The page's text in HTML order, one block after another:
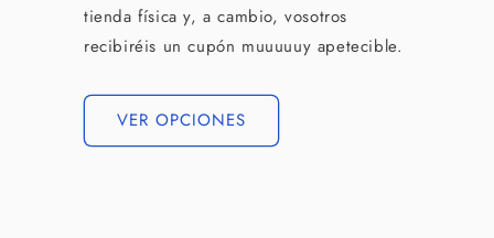
tienda física y, a cambio, vosotros
recibiréis un cupón muuuuuy apetecible.
VER OPCIONES